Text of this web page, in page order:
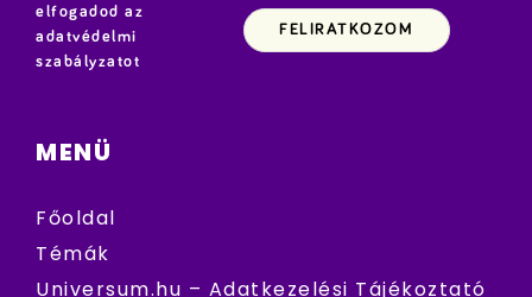
elfogadod az
adatvédelmi
szabályzatot
MENÜ
Főoldal
Témák
Universum.hu – Adatkezelési Tájékoztató